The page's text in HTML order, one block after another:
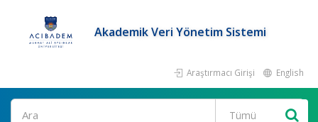
Akademik Veri Yönetim Sistemi
Araştırmacı Girişi English
Ara